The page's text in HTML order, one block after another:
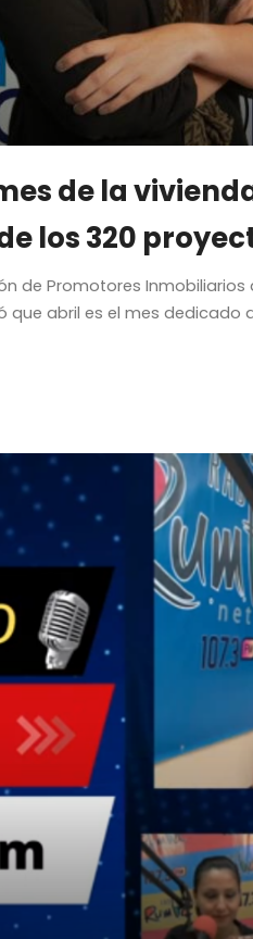
de la
los 320
de Promotores
que abril es el mes dedicado